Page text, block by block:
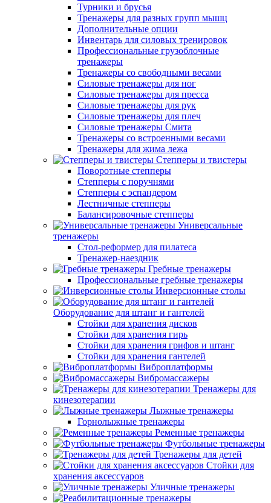
Турники и брусья
Тренажеры для разных групп мышц
Дополнительные опции
Инвентарь для силовых тренировок
Профессиональные грузоблочные
тренажеры
Тренажеры со свободными весами
Силовые тренажеры для ног
Силовые тренажеры для пресса
Силовые тренажеры для рук
Силовые тренажеры для плеч
Силовые тренажеры Смита
Тренажеры со встроенными весами
Тренажеры для жима лежа
Степперы и твистеры
Поворотные степперы
Степперы с поручнями
Степперы с эспандером
Лестничные степперы
Балансировочные степперы
Универсальные
тренажеры
Стол-реформер для пилатеса
Тренажер-наездник
Гребные тренажеры
Профессиональные гребные тренажеры
Инверсионные столы
Оборудование для штанг и гантелей
Стойки для хранения дисков
Стойки для хранения гирь
Стойки для хранения грифов и штанг
Стойки для хранения гантелей
Виброплатформы
Вибромассажеры
Тренажеры для
кинезотерапии
Лыжные тренажеры
Горнолыжные тренажеры
Ременные тренажеры
Футбольные тренажеры
Тренажеры для детей
Стойки для
хранения аксессуаров
Уличные тренажеры